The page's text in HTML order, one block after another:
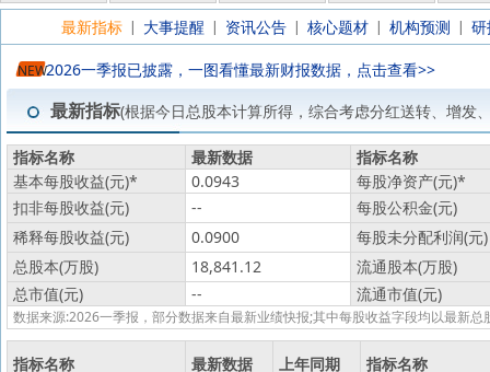
最新指标 | 大事提醒 | 资讯公告 | 核心题材 | 机构预测 |
NEW2026一季报已披露，一图看懂最新财报数据，点击查看>>
最新指标(根据今日总股本计算所得，综合考虑分红送转、增发
指标名称 最新数据
指标名称
基本每股收益(元)* 0.0943 每股净资产(元)*
扣非每股收益(元)
--
每股公积金(元)
稀释每股收益(元)
0.0900
每股未分配利润(元)
总股本(万股)
18,841.12
流通股本(万股)
总市值(元)
-- 流通市值(元)
数据来源:2026一季报，部分数据来自最新业绩快报;其中每股收益字段均以最新
指标名称 最新数据 上年同期
指标名称